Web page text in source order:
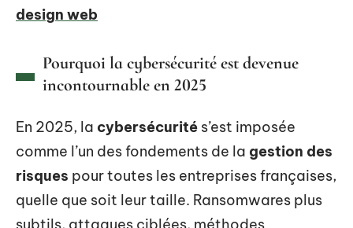
design web
Pourquoi la cybersécurité est devenue
incontournable en 2025
En 2025, la cybersécurité s’est imposée
comme l’un des fondements de la gestion des
risques pour toutes les entreprises françaises,
quelle que soit leur taille. Ransomwares plus
subtils, attaques ciblées, méthodes